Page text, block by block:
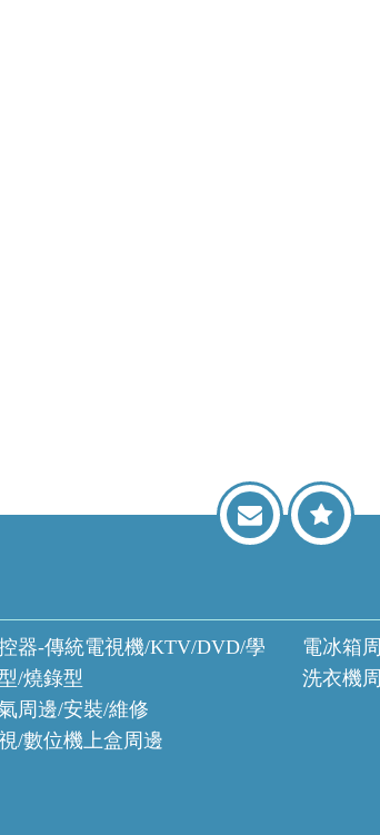
器-傳統電視機/KTV/DVD/學
/燒錄型
周邊/安裝/維修
/數位機上盒周邊
電冰箱
洗衣機